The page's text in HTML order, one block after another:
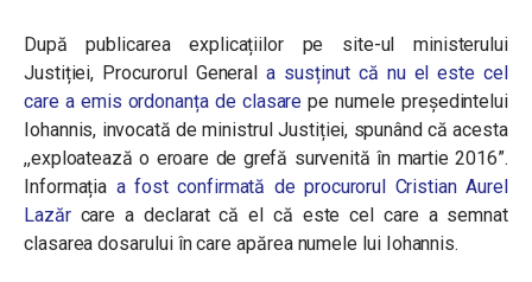
După publicarea explicațiilor pe site-ul ministerului
Justiției, Procurorul General a susținut că nu el este cel
care a emis ordonanța de clasare pe numele președintelui
Iohannis, invocată de ministrul Justiției, spunând că acesta
,,exploatează o eroare de grefă survenită în martie 2016”.
Informația a fost confirmată de procurorul Cristian Aurel
Lazărcare a declarat că el că este cel care a semnat
clasarea dosarului în care apărea numele lui Iohannis.